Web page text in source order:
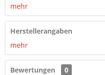
mehr
Herstellerangaben
mehr
Bewertungen
0